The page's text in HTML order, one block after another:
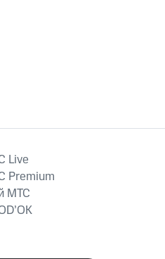
Live
Premium
МТС